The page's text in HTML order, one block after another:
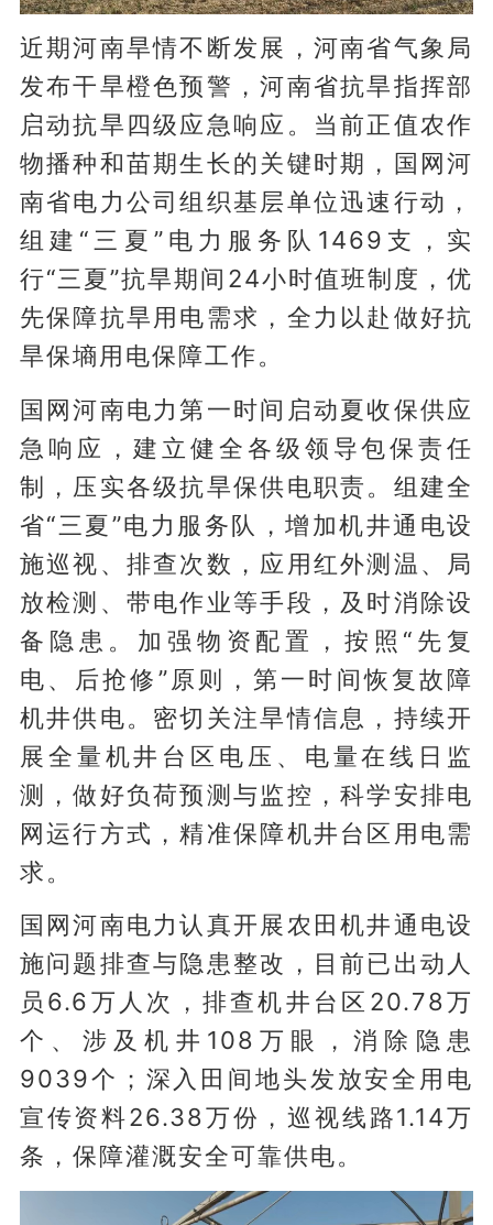
近期河南旱情不断发展，河南省气象局
发布干旱橙色预警，河南省抗旱指挥部
启动抗旱四级应急响应。当前正值农作
物播种和苗期生长的关键时期，国网河
南省电力公司组织基层单位迅速行动，
组建“三夏”电力服务队1469支，实
行“三夏”抗旱期间24小时值班制度，优
先保障抗旱用电需求，全力以赴做好抗
旱保墒用电保障工作。
国网河南电力第一时间启动夏收保供应
急响应，建立健全各级领导包保责任
制，压实各级抗旱保供电职责。组建全
省“三夏”电力服务队，增加机井通电设
施巡视、排查次数，应用红外测温、局
放检测、带电作业等手段，及时消除设
备隐患。加强物资配置，按照“先复
电、后抢修”原则，第一时间恢复故障
机井供电。密切关注旱情信息，持续开
展全量机井台区电压、电量在线日监
测，做好负荷预测与监控，科学安排电
网运行方式，精准保障机井台区用电需
求。
国网河南电力认真开展农田机井通电设
施问题排查与隐患整改，目前已出动人
员6.6万人次，排查机井台区20.78万
个、涉及机井108万眼，消除隐患
9039个；深入田间地头发放安全用电
宣传资料26.38万份，巡视线路1.14万
条，保障灌溉安全可靠供电。